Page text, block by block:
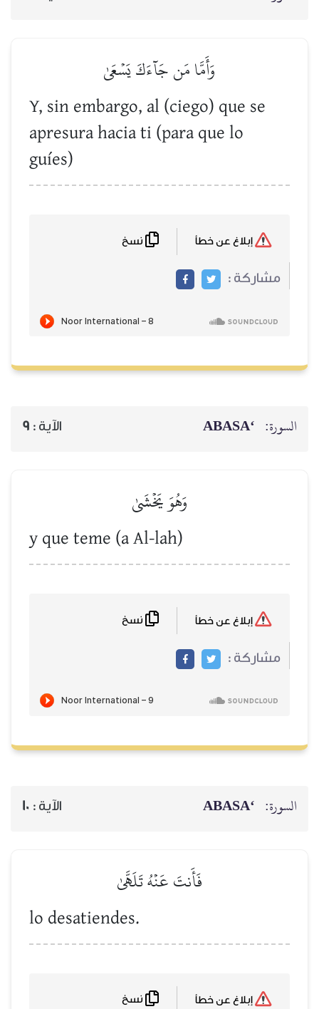
وَأَمَّا مَن جَآءَكَ يَسۡعَىٰ
Y, sin embargo, al (ciego) que se
apresura hacia ti (para que lo
guíes)
مشاركة :
السورة: ‘ABASA الآية : 9
وَهُوَ يَخۡشَىٰ
y que teme (a Al-lah)
مشاركة :
السورة: ‘ABASA الآية : 10
فَأَنتَ عَنۡهُ تَلَهَّىٰ
lo desatiendes.